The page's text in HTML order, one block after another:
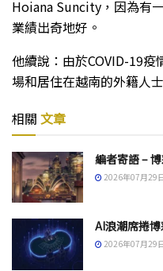
Hoiana Suncity，因為有
業績出奇地好。
他續說：由於COVID-19
場和居住在越南的外籍人
相關 文章
編者寄語 –
2026年07月29
AI浪潮席捲
2026年07月29